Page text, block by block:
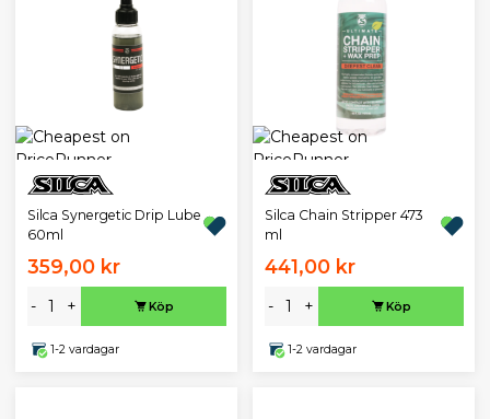
Silca Synergetic Drip Lube
60ml
359,00 kr
- + Köp
1-2 vardagar
Silca Chain Stripper 473
ml
441,00 kr
- + Köp
1-2 vardagar